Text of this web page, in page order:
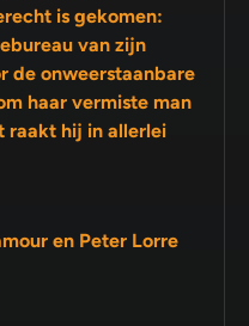
is gekomen:
van zijn
haar vermiste man
hij in allerlei
en Peter Lorre